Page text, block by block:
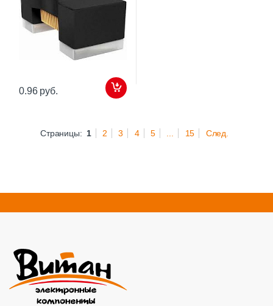
0.96 руб.
Страницы: 1 2 3 4 5 15 След.